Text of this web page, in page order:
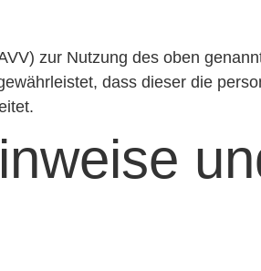
zur Nutzung des oben
dass dieser die